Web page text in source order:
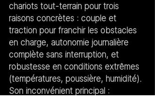
chariots tout-terrain pour trois
raisons concrètes : couple et
traction pour franchir les obstacles
en charge, autonomie journalière
complète sans interruption, et
robustesse en conditions extrêmes
(températures, poussière, humidité).
Son inconvénient principal :